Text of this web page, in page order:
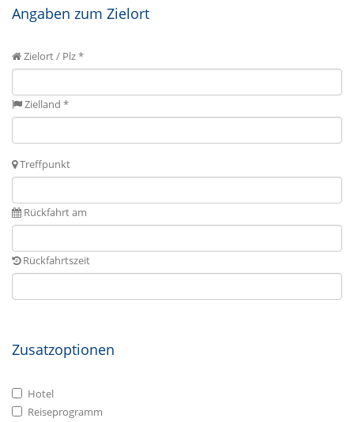
Angaben zum Zielort
Zielort / Plz *
Zielland *
Treffpunkt
Rückfahrt am
Rückfahrtszeit
Zusatzoptionen
Hotel
Reiseprogramm